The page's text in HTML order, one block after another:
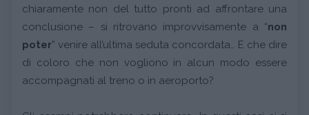
chiaramente non del tutto pronti ad affrontare una
conclusione – si ritrovano improvvisamente a “non
poter” venire all’ultima seduta concordata… E che dire
di coloro che non vogliono in alcun modo essere
accompagnati al treno o in aeroporto?